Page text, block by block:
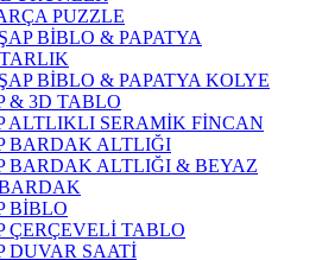
PUZZLE
BİBLO & PAPATYA
BİBLO & PAPATYA KOLYE
& 3D TABLO
ALTLIKLI SERAMİK FİNCAN
BARDAK ALTLIĞI
BARDAK ALTLIĞI & BEYAZ
BİBLO
ÇERÇEVELİ TABLO
DUVAR SAATİ